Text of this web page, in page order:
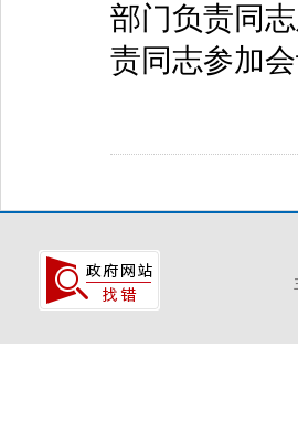
部门负责同
责同志参加会